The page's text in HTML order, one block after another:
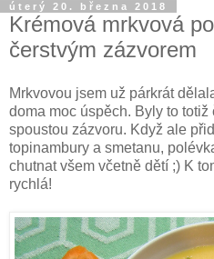
úterý 20. března 2018
Krémová mrkvová
čerstvým zázvorem
Mrkvovou jsem už párkrát
doma moc úspěch. Byly to
spoustou zázvoru. Když ale
topinambury a smetanu,
chutnat všem včetně dětí ;) K
rychlá!